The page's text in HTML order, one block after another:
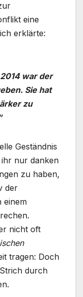
eine
erklärte:
war der
Sie hat
zu
Geständnis
nur danken
zu haben,
der
einem
nicht oft
tragen: Doch
durch